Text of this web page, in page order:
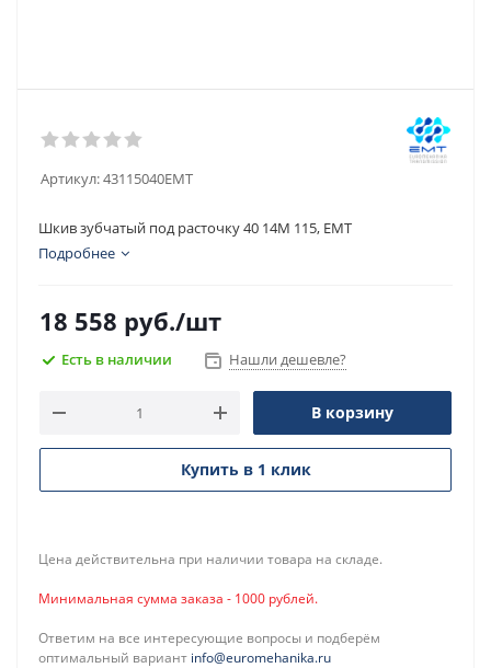
Артикул:43115040EMT
Шкив зубчатый под расточку 40 14M 115, EMT
Подробнее
18 558 руб./шт
Есть в наличии Нашли дешевле?
В корзину
Купить в 1 клик
Цена действительна при наличии товара на складе.
Минимальная сумма заказа - 1000 рублей.
Ответим на все интересующие вопросы и подберём
оптимальный вариант info@euromehanika.ru